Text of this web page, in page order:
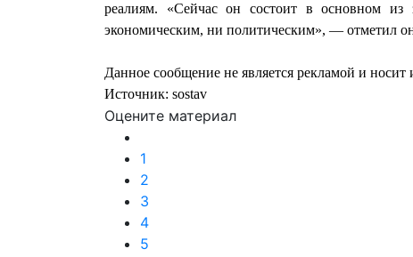
реалиям. «Сейчас он состоит в основном
экономическим, ни политическим», — отметил
Данное сообщение не является рекламой и
Источник: sostav
Оцените материал
1
2
3
4
5